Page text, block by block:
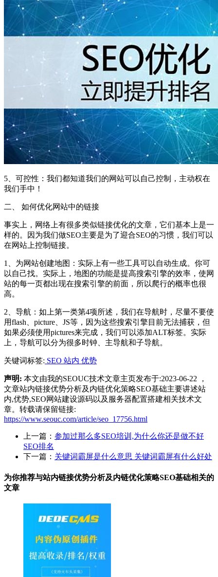
5、可控性：我们都知道我们的网站可以自己控制，主动权在
我们手中！
二、 如何优化网站中的链接
事实上，网络上有很多类似链接优化的文章，它们基本上是一
样的。因为我们做SEO主要是为了迎合SEO的习惯，我们可以
在网站上控制链接。
1、为网站创建地图：实际上有一些工具可以自动生成。你可
以自己找。实际上，地图的功能是提高搜索引擎的效率，使网
站的每一页都出现在搜索引擎的前面，所以爬行的概率也很
高。
2、导航：如上第一类第4项所述，我们在导航时，尽量不要使
用flash、picture、JS等，因为这些搜索引擎目前无法捕获，但
如果必须使用pictures来完成，我们可以添加ALT标签。实际
上，导航可以分为很多时钟、主导航和子导航。
关键词标签: SEO 站内 优势
声明: 本文由我的SEOUC技术文章主页发布于:2023-06-22 ，
文章站内链接优势分析及内链优化策略SEO基础主要讲述站
内,优势,SEO网站建设源码以及服务器配置搭建相关技术文
章。转载请保留链接:
https://www.seouc.com/article/seo_17756.html
上一篇： 参加过那么多SEO培训,为什么你还是做不好
SEO排名
下一篇： 关键词霸屏是什么意思 关键词霸屏有什么好处
为你推荐与站内链接优势分析及内链优化策略SEO基础相关的
文章